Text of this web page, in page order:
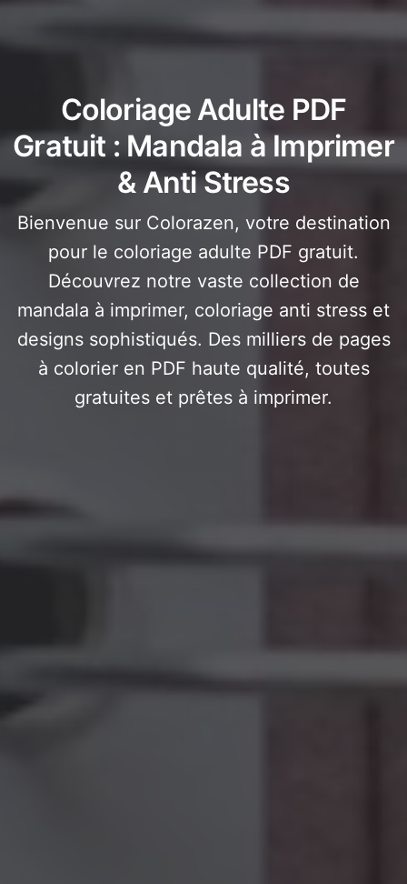
Coloriage Adulte PDF
Gratuit : Mandala à Imprimer
& Anti Stress
Bienvenue sur Colorazen, votre destination
pour le coloriage adulte PDF gratuit.
Découvrez notre vaste collection de
mandala à imprimer, coloriage anti stress et
designs sophistiqués. Des milliers de pages
à colorier en PDF haute qualité, toutes
gratuites et prêtes à imprimer.